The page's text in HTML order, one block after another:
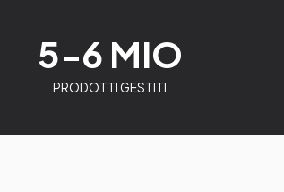
5-6 MIO
PRODOTTI GESTITI